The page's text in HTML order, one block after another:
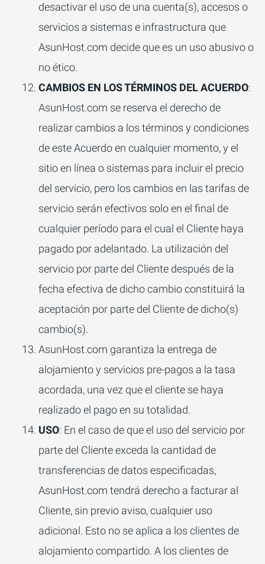
desactivar el uso de una cuenta(s), accesos o
servicios a sistemas e infrastructura que
AsunHost.com decide que es un uso abusivo o
no ético.
CAMBIOS EN LOS TÉRMINOS DEL ACUERDO:
AsunHost.com se reserva el derecho de
realizar cambios a los términos y condiciones
de este Acuerdo en cualquier momento, y el
sitio en línea o sistemas para incluir el precio
del servicio, pero los cambios en las tarifas de
servicio serán efectivos solo en el final de
cualquier período para el cual el Cliente haya
pagado por adelantado. La utilización del
servicio por parte del Cliente después de la
fecha efectiva de dicho cambio constituirá la
aceptación por parte del Cliente de dicho(s)
cambio(s).
AsunHost.com garantiza la entrega de
alojamiento y servicios pre-pagos a la tasa
acordada, una vez que el cliente se haya
realizado el pago en su totalidad.
USO: En el caso de que el uso del servicio por
parte del Cliente exceda la cantidad de
transferencias de datos especificadas,
AsunHost.com tendrá derecho a facturar al
Cliente, sin previo aviso, cualquier uso
adicional. Esto no se aplica a los clientes de
alojamiento compartido. A los clientes de